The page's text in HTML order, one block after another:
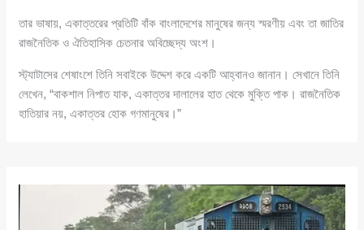
তার ভাষায়, একাত্তরের প্রতিটি বাঁক বাংলাদেশের মানুষের জন্য স্মরণীয় এবং তা জাতির
রাজনৈতিক ও ঐতিহাসিক চেতনার অবিচ্ছেদ্য অংশ।
স্ট্যাটাসের শেষাংশে তিনি সবাইকে উদ্দেশ করে একটি আহ্বানও জানান। সেখানে তিনি
লেখেন, “বাকশাল নিপাত যাক, একাত্তর দালালের হাত থেকে মুক্তি পাক। রাজনৈতিক
হাতিয়ার নয়, একাত্তর হোক গণমানুষের।”